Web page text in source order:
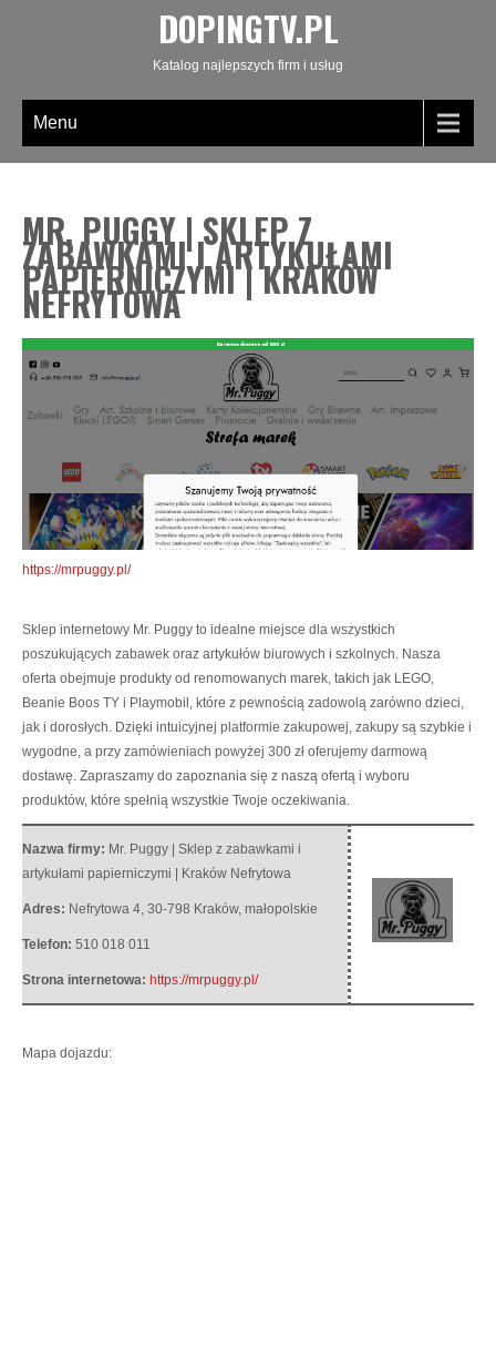
DOPINGTV.PL
Katalog najlepszych firm i usług
Menu
MR. PUGGY | SKLEP Z
ZABAWKAMI I ARTYKUŁAMI
PAPIERNICZYMI | KRAKÓW
NEFRYTOWA
https://mrpuggy.pl/
Sklep internetowy Mr. Puggy to idealne miejsce dla wszystkich
poszukujących zabawek oraz artykułów biurowych i szkolnych. Nasza
oferta obejmuje produkty od renomowanych marek, takich jak LEGO,
Beanie Boos TY i Playmobil, które z pewnością zadowolą zarówno dzieci,
jak i dorosłych. Dzięki intuicyjnej platformie zakupowej, zakupy są szybkie i
wygodne, a przy zamówieniach powyżej 300 zł oferujemy darmową
dostawę. Zapraszamy do zapoznania się z naszą ofertą i wyboru
produktów, które spełnią wszystkie Twoje oczekiwania.
Nazwa firmy: Mr. Puggy | Sklep z zabawkami i
artykułami papierniczymi | Kraków Nefrytowa
Adres: Nefrytowa 4 30-798 Kraków, małopolskie
Telefon: 510 018 011
Strona internetowa: https://mrpuggy.pl/
Mapa dojazdu: